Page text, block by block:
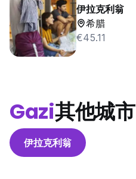
伊拉克利翁
希腊
€45.11
Gazi其他城市
伊拉克利翁